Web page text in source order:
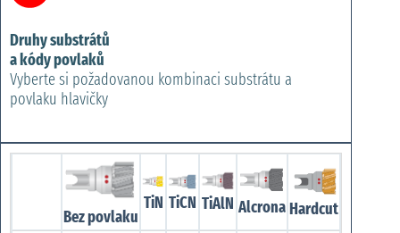
Druhy substrátů
a kódy povlaků
Vyberte si požadovanou kombinaci substrátu a
povlaku hlavičky
Bez povlaku
TiN TiCN TiAlN AlcronaHardcut